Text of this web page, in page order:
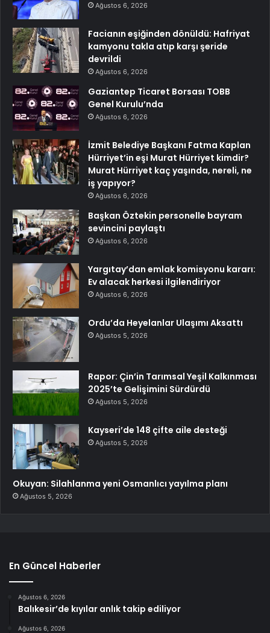
Ağustos 6, 2026
Facianın eşiğinden dönüldü: Hafriyat
kamyonu takla atıp karşı şeride
devrildi
Ağustos 6, 2026
Gaziantep Ticaret Borsası TOBB
Genel Kurulu’nda
Ağustos 6, 2026
İzmit Belediye Başkanı Fatma Kaplan
Hürriyet’in eşi Murat Hürriyet kimdir?
Murat Hürriyet kaç yaşında, nereli, ne
iş yapıyor?
Ağustos 6, 2026
Başkan Öztekin personelle bayram
sevincini paylaştı
Ağustos 6, 2026
Yargıtay’dan emlak komisyonu kararı:
Ev alacak herkesi ilgilendiriyor
Ağustos 6, 2026
Ordu’da Heyelanlar Ulaşımı Aksattı
Ağustos 5, 2026
Rapor: Çin’in Tarımsal Yeşil Kalkınması
2025’te Gelişimini Sürdürdü
Ağustos 5, 2026
Kayseri’de 148 çifte aile desteği
Ağustos 5, 2026
Okuyan: Silahlanma yeni Osmanlıcı yayılma planı
Ağustos 5, 2026
En Güncel Haberler
Ağustos 6, 2026
Balıkesir’de kıyılar anlık takip ediliyor
Ağustos 6, 2026